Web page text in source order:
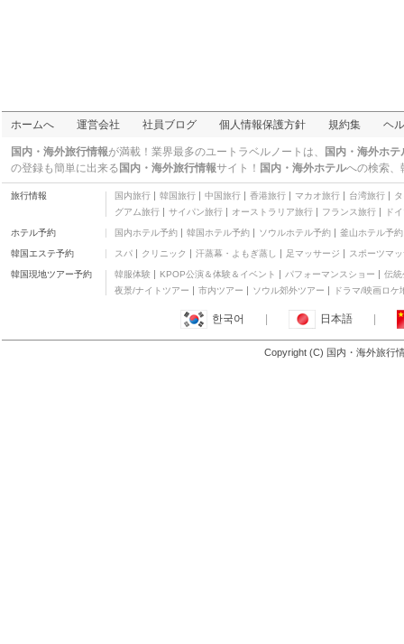
サンデーマーケット
市場・専門街
スリマラッカ
マレー料理
ゴマントン洞窟
自然
レインボー コヴナント
40
三つ星
タナク ナブル ホームス
テイ
二つ星
二つ星
ホームへ 運営会社 社員ブログ 個人情報保護方針 規約集 ヘ
国内・海外旅行情報が満載！業界最多のユートラベルノートは、
国内・海外ホ
の登録も簡単に出来る 国内・海外旅行情報サイト！ 国内・海外ホテルへの検索、
旅行情報 国内旅行 韓国旅行 中国旅行 香港旅行 マカオ旅行 台湾旅行
グアム旅行
サイパン旅行 オーストラリア旅行 フランス旅行 ド
ホテル予約 国内ホテル予約 韓国ホテル予約 ソウルホテル予約 釜山ホテル予約
韓国エステ予約 スパ クリニック 汗蒸幕・よもぎ蒸し 足マッサージ スポーツマ
韓国現地ツアー予約 韓服体験 KPOP公演＆体験＆イベント パフォーマンスショー
伝統
夜景/ナイトツアー
市内ツアー ソウル郊外ツアー ドラマ/映画ロケ
한국어 日本語
Copyright (C) 国内・海外旅行